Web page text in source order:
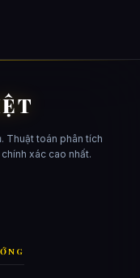
Thuật toán phân tích
xác cao nhất.